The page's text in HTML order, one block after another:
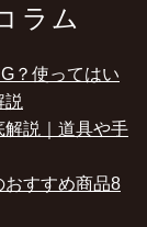
ラム
？使ってはい
説
解説｜道具や手
おすすめ商品8